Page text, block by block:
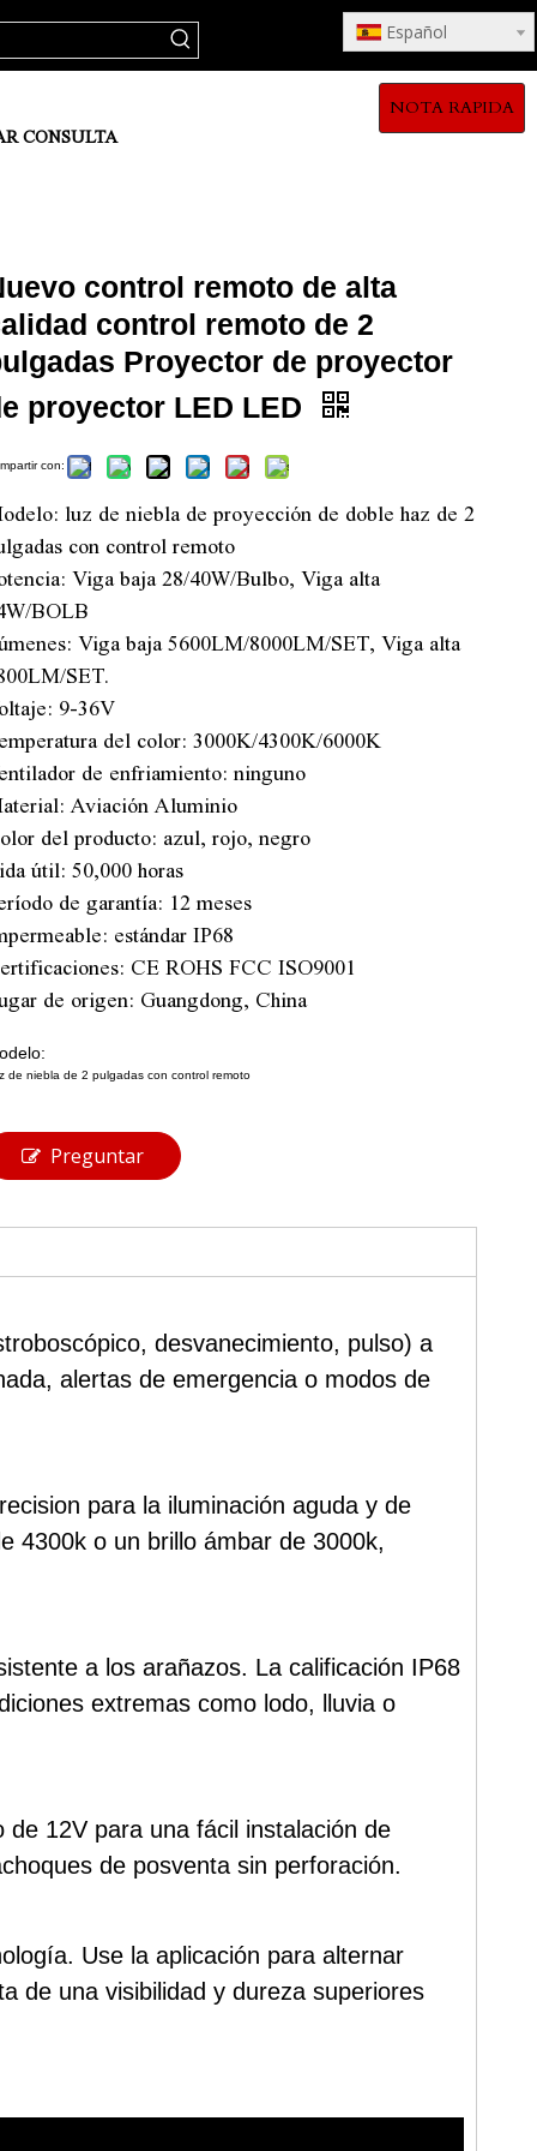
Español
CONSULTA
NOTA RAPIDA
control remoto de alta
control remoto de 2
Proyector de proyector
proyector LED LED
con:
luz de niebla de proyección de doble haz de 2
con control remoto
Viga baja 28/40W/Bulbo, Viga alta
BOLB
Viga baja 5600LM/8000LM/SET, Viga alta
SET.
9-36V
del color: 3000K/4300K/6000K
de enfriamiento: ninguno
Aviación Aluminio
del producto: azul, rojo, negro
útil: 50,000 horas
de garantía: 12 meses
estándar IP68
CE ROHS FCC ISO9001
de origen: Guangdong, China
de niebla de 2 pulgadas con control remoto
Preguntar
desvanecimiento, pulso) a
alertas de emergencia o modos de
para la iluminación aguda y de
4300k o un brillo ámbar de 3000k,
a los arañazos. La calificación IP68
extremas como lodo, lluvia o
12V para una fácil instalación de
de posventa sin perforación.
Use la aplicación para alternar
de una visibilidad y dureza superiores